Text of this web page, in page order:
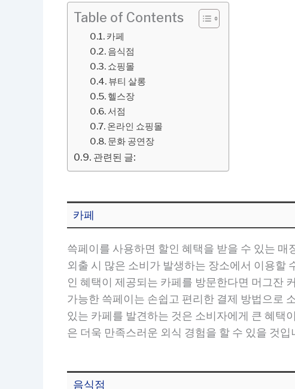
Table of Contents
카페
음식점
쇼핑몰
뷰티 살롱
헬스장
서점
온라인 쇼핑몰
문화 공연장
관련된 글:
카페
쓱페이를 사용하면 할인 혜택을 받을 수 있는
외출 시 많은 소비가 발생하는 장소에서 이용할
인 혜택이 제공되는 카페를 방문한다면 머그잔
가능한 쓱페이는 손쉽고 편리한 결제 방법으로
있는 카페를 발견하는 것은 소비자에게 큰 혜택
은 더욱 만족스러운 외식 경험을 할 수 있을 것입
음식점